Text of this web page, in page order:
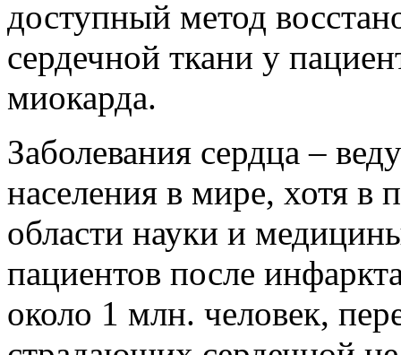
доступный метод
сердечной ткани у
миокарда.
Заболевания сердца –
населения в мире, хотя в
области науки и
пациентов после
около 1 млн. человек,